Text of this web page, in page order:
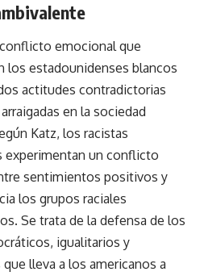
emocional que
los estadounidenses blancos
actitudes contradictorias
en la sociedad
Katz, los racistas
experimentan un conflicto
sentimientos positivos y
los grupos raciales
Se trata de la defensa de los
igualitarios y
lleva a los americanos a